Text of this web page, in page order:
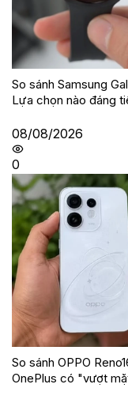
So sánh Samsung
Lựa chọn nào đáng
08/08/2026
0
So sánh OPPO
OnePlus có "vượt